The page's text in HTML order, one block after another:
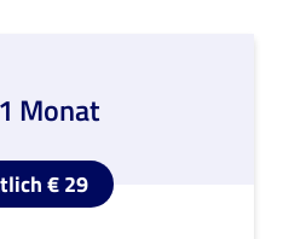
Monat
€ 29